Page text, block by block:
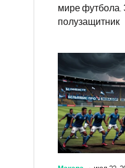
мире футбола.
полузащитник